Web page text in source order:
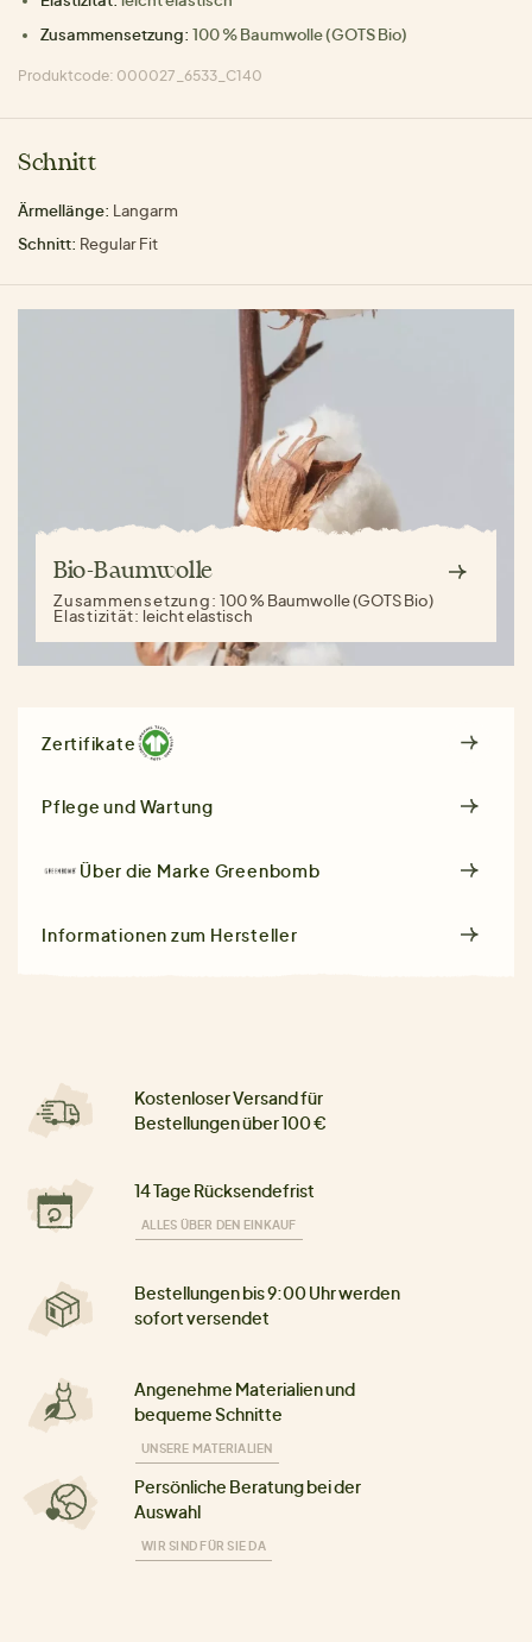
Zusammensetzung: 100 % Baumwolle (GOTS Bio)
Produktcode: 000027_6533_C140
Schnitt
Ärmellänge: Langarm
Schnitt: Regular Fit
Bio-Baumwolle
Zusammensetzung:100 % Baumwolle (GOTS Bio)
Elastizität: leicht elastisch
Zertifikate
Pflege und Wartung
Über die Marke Greenbomb
Informationen zum Hersteller
Kostenloser Versand für
Bestellungen über 100 €
14 Tage Rücksendefrist
ALLES ÜBER DEN EINKAUF
Bestellungen bis 9:00 Uhr werden
sofort versendet
Angenehme Materialien und
bequeme Schnitte
UNSERE MATERIALIEN
Persönliche Beratung bei der
Auswahl
WIR SIND FÜR SIE DA